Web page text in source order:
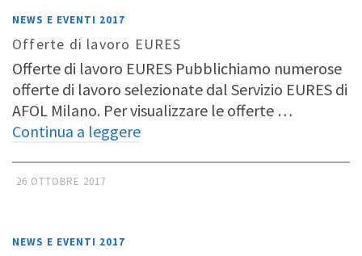
NEWS E EVENTI 2017
Offerte di lavoro EURES
Offerte di lavoro EURES Pubblichiamo numerose
offerte di lavoro selezionate dal Servizio EURES di
AFOL Milano. Per visualizzare le offerte …
Continua a leggere
26 OTTOBRE 2017
NEWS E EVENTI 2017